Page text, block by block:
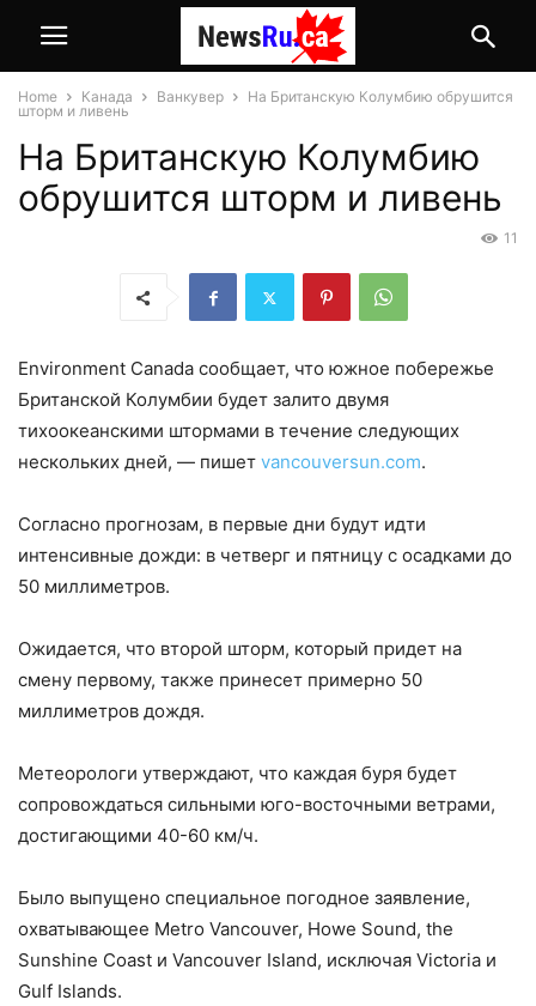
Home Канада Ванкувер
На Британскую Колумбию обрушится
шторм и ливень
На Британскую Колумбию
обрушится шторм и ливень
11
Environment Canada сообщает, что южное побережье
Британской Колумбии будет залито двумя
тихоокеанскими штормами в течение следующих
нескольких дней, — пишет vancouversun.com.
Согласно прогнозам, в первые дни будут идти
интенсивные дожди: в четверг и пятницу с осадками до
50 миллиметров.
Ожидается, что второй шторм, который придет на
смену первому, также принесет примерно 50
миллиметров дождя.
Метеорологи утверждают, что каждая буря будет
сопровождаться сильными юго-восточными ветрами,
достигающими 40-60 км/ч.
Было выпущено специальное погодное заявление,
охватывающее Metro Vancouver, Howe Sound, the
Sunshine Coast и Vancouver Island, исключая Victoria и
Gulf Islands.